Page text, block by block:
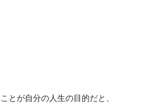
とが自分の人生の目的だと、